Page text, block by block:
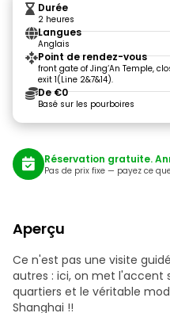
Durée
2 heures
Langues
Anglais
Point de rendez-vous
front gate of Jing‘An Temple,
exit 1(Line 2&7&14).
De €0
Basé sur les pourboires
Réservation gratuite.
Pas de prix fixe — payez ce
Aperçu
Ce n'est pas une visite
autres : ici, on met l'accent
quartiers et le véritable
Shanghai !!